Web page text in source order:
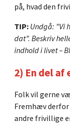
på, hvad den
TIP: Undgå: ”Vi
dat”. Beskriv
indhold i livet –
2) En del af
Folk vil gerne
Fremhæv
andre frivillige